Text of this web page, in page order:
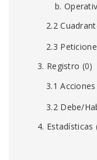
b.
2.2
2.3
3. Registro (0)
3.1 Acciones
3.2 Debe/
4. Estadísticas